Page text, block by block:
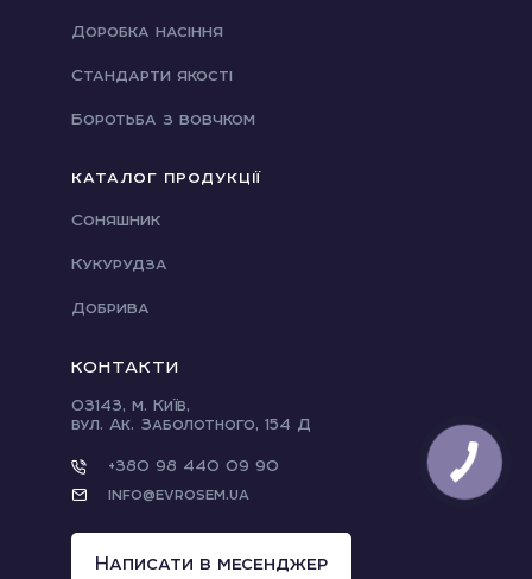
Доробка насіння
Стандарти якості
Боротьба з вовчком
КАТАЛОГ ПРОДУКЦІЇ
Соняшник
Кукурудза
Добрива
КОНТАКТИ
03143, м. Київ,
вул. Ак. Заболотного, 154 Д
+380 98 440 09 90
info@evrosem.ua
Написати в месенджер